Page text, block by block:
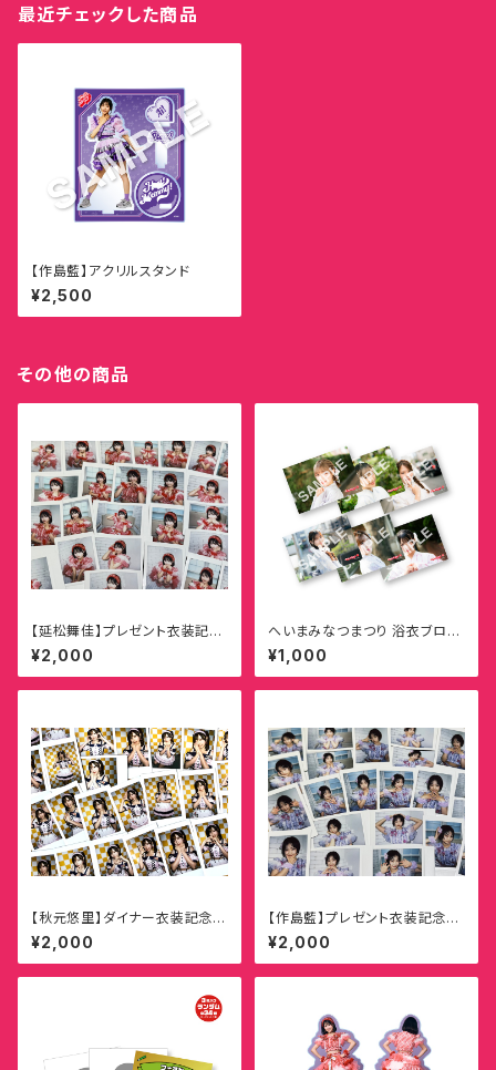
最近チェックした商品
【作島藍】アクリルスタンド
¥2,500
その他の商品
【延松舞佳】プレゼント衣装記念
ランダムチェキ
¥2,000
へいまみなつまつり 浴衣ブロマ
イド(全35種)
¥1,000
【秋元悠里】ダイナー衣装記念ラ
ンダムチェキ
¥2,000
【作島藍】プレゼント衣装記念ラ
ンダムチェキ
¥2,000